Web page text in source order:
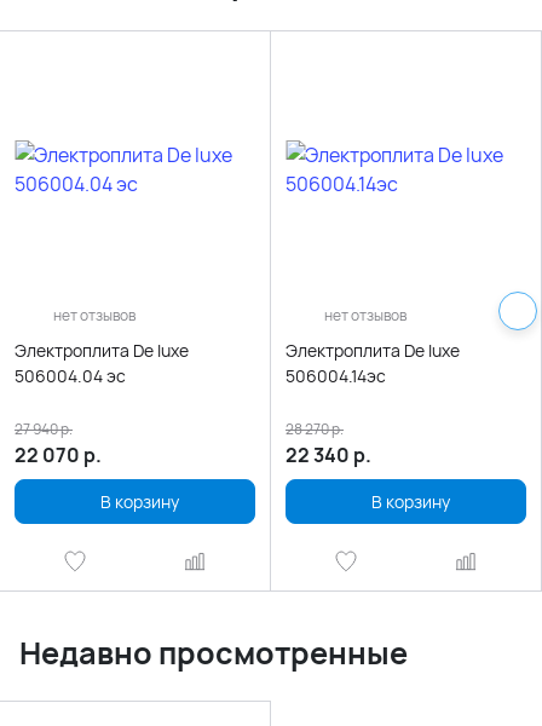
нет отзывов
Электроплита De luxe
506004.04 эс
22 070 р.
27 940р.
В корзину
нет отзывов
Электроплита De luxe
506004.14эс
22 340 р.
28 270р.
В корзину
Недавно просмотренные